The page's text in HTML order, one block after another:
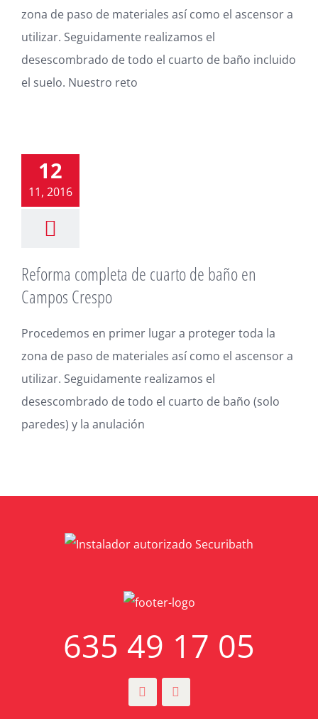
zona de paso de materiales así como el ascensor a
utilizar. Seguidamente realizamos el
desescombrado de todo el cuarto de baño incluido
el suelo. Nuestro reto
12
11, 2016
Reforma completa de cuarto de baño en
Campos Crespo
Procedemos en primer lugar a proteger toda la
zona de paso de materiales así como el ascensor a
utilizar. Seguidamente realizamos el
desescombrado de todo el cuarto de baño (solo
paredes) y la anulación
635 49 17 05